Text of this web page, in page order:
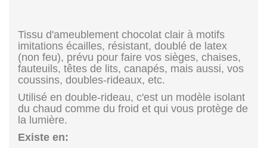
Tissu d'ameublement chocolat clair à motifs
imitations écailles, résistant, doublé de latex
(non feu), prévu pour faire vos sièges, chaises,
fauteuils, têtes de lits, canapés, mais aussi, vos
coussins, doubles-rideaux, etc.
Utilisé en double-rideau, c'est un modèle isolant
du chaud comme du froid et qui vous protège de
la lumière.
Existe en: